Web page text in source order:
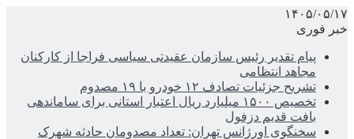
۱۴۰۵/۰۵/۱۷
خبر فوری
پیام تقدیر رئیس سازمان عقیدتی سیاسی فراجا از کارکنان
مجاهد انتظامی
تشریح جزئیات تصادف ۱۲ خودرو با ۱۹ مصدوم
تخصیص ۱۵۰۰ میلیارد ریال اعتبار استانی برای ساماندهی
بافت قدیم دزفول
سخنگوی اورژانس تهران: تعداد مصدومان حادثه شهرک